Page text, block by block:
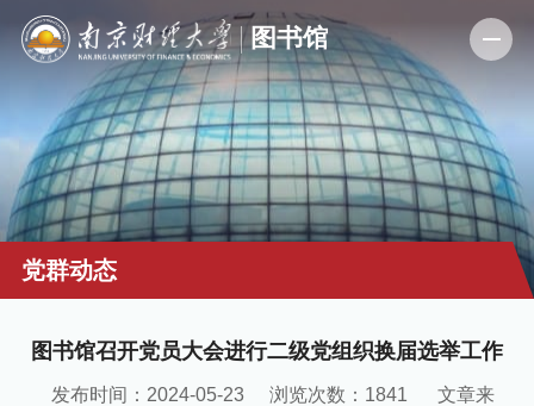
党群动态
图书馆召开党员大会进行二级党组织换届选举工作
发布时间：2024-05-23 浏览次数： 1841
文章来